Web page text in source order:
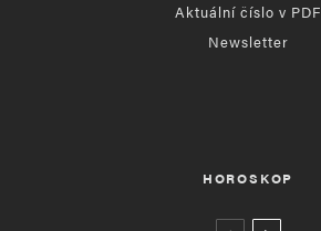
Aktuální číslo v PDF
Newsletter
HOROSKOP